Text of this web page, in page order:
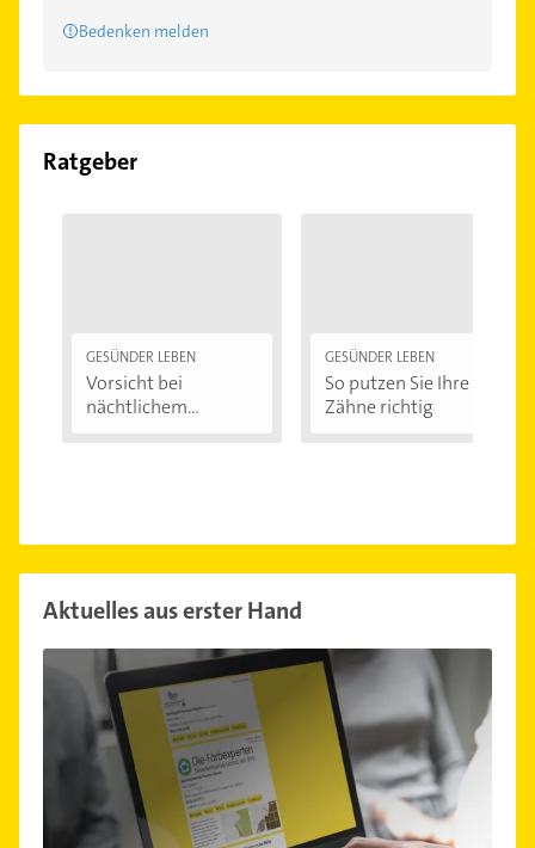
Bedenken melden
Ratgeber
GESÜNDER LEBEN
Vorsicht bei
nächtlichem
GESÜNDER LEBEN
So putzen Sie Ihre
Zähne richtig
Aktuelles aus erster Hand